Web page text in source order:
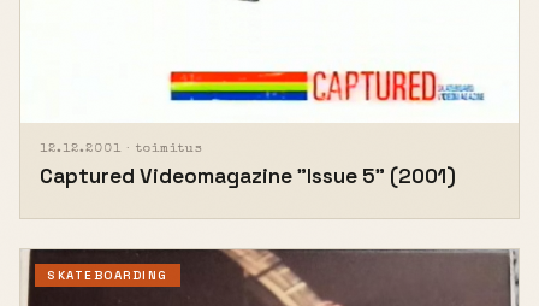
12.12.2001 · toimitus
Captured Videomagazine "Issue 5" (2001)
SKATEBOARDING